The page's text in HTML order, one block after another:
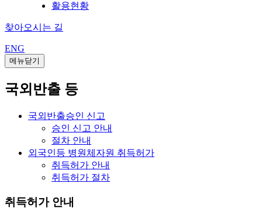
활용현황
찾아오시는 길
ENG
메뉴닫기
국외반출 등
국외반출승인 신고
승인 신고 안내
절차 안내
외국인등 병원체자원 취득허가
취득허가 안내
취득허가 절차
취득허가 안내